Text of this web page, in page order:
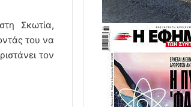
Σκωτία,
του να
τον